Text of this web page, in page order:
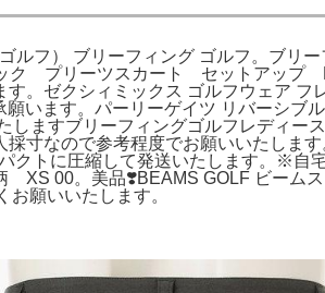
ルフ） ブリーフィング ゴルフ。ブリー
ク プリーツスカート セットアップ
。ゼクシィミックス ゴルフウェア フ
います。パーリーゲイツ リバーシブル
たしますブリーフィングゴルフレデ
寸なので参考程度でお願いいたしま
クトに圧縮して発送いたします。※自
00。美品❣️BEAMS GOLF ビーム
願いいたします。